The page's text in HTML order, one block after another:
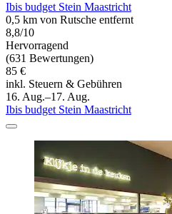
Ibis budget Stein Maastricht
0,5 km von Rutsche entfernt
8,8/10
Hervorragend
(631 Bewertungen)
85 €
inkl. Steuern & Gebühren
16. Aug.–17. Aug.
Ibis budget Stein Maastricht